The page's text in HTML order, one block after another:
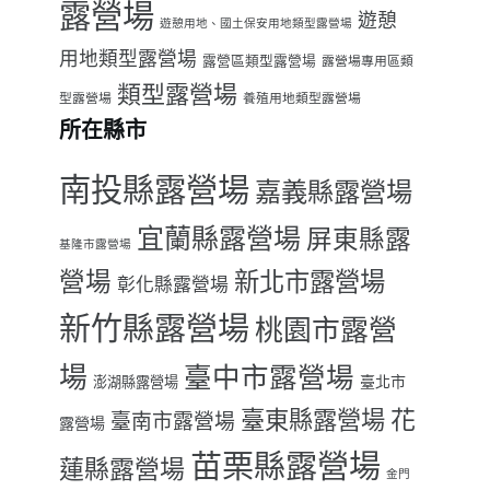
露營場 遊憩用地、國土保安用地類型露營場 遊憩
用地類型露營場 露營區類型露營場 露營場專用區類
型露營場 類型露營場 養殖用地類型露營場
所在縣市
南投縣露營場 嘉義縣露營場
基隆市露營場 宜蘭縣露營場 屏東縣露
營場 彰化縣露營場 新北市露營場
新竹縣露營場 桃園市露營
場 澎湖縣露營場 臺中市露營場 臺北市
露營場 臺南市露營場 臺東縣露營場 花
蓮縣露營場 苗栗縣露營場 金門